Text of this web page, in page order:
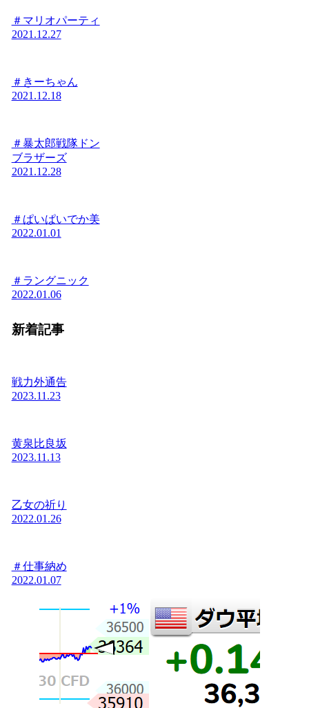
＃マリオパーティ
2021.12.27
＃きーちゃん
2021.12.18
＃暴太郎戦隊ドン
ブラザーズ
2021.12.28
＃ぱいぱいでか美
2022.01.01
＃ラングニック
2022.01.06
新着記事
戦力外通告
2023.11.23
黄泉比良坂
2023.11.13
乙女の祈り
2022.01.26
＃仕事納め
2022.01.07